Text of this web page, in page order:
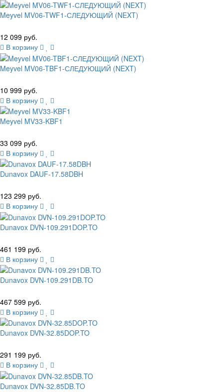
Meyvel MV06-TWF1-СЛЕДУЮЩИЙ (NEXT)
12 099 руб.
В корзину
Meyvel MV06-TBF1-СЛЕДУЮЩИЙ (NEXT)
10 999 руб.
В корзину
Meyvel MV33-KBF1
33 099 руб.
В корзину
Dunavox DAUF-17.58DBH
123 299 руб.
В корзину
Dunavox DVN-109.291DOP.TO
461 199 руб.
В корзину
Dunavox DVN-109.291DB.TO
467 599 руб.
В корзину
Dunavox DVN-32.85DOP.TO
291 199 руб.
В корзину
Dunavox DVN-32.85DB.TO